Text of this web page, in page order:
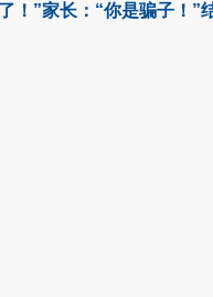
！”家长：“你是骗子！